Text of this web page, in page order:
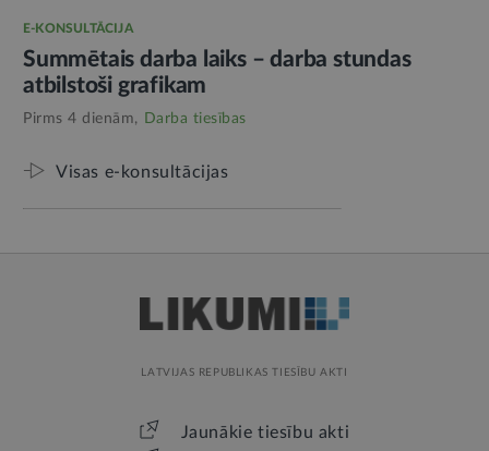
E-KONSULTĀCIJA
Summētais darba laiks – darba stundas
atbilstoši grafikam
Pirms 4 dienām, Darba tiesības
Visas e-konsultācijas
LATVIJAS REPUBLIKAS TIESĪBU AKTI
Jaunākie tiesību akti